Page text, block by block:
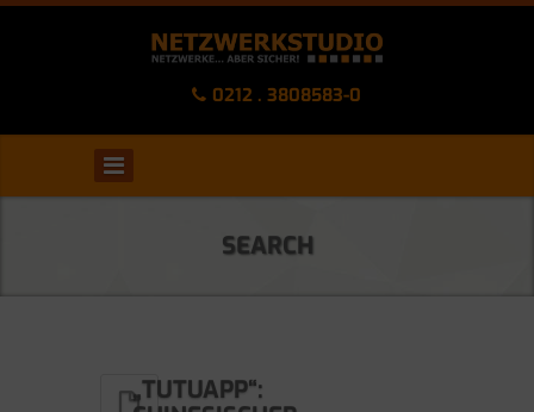
0212 . 3808583-0
SEARCH
„TUTUAPP“: